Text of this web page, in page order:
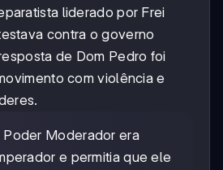
liderado por Frei
contra o governo
de Dom Pedro foi
com violência e
Poder Moderador era
e permitia que ele